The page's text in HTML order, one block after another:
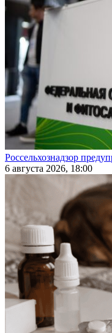
Россельхознадзор
6 августа 2026, 18:00